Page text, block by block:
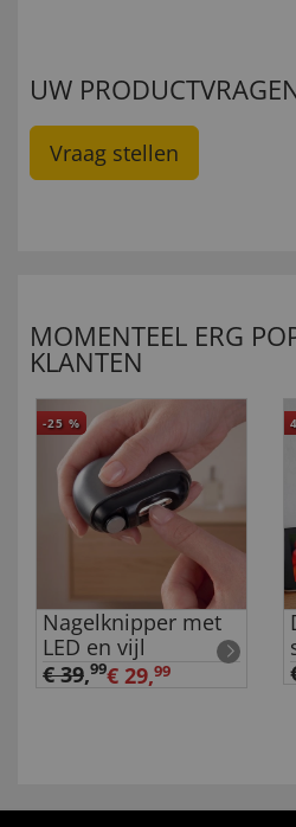
UW
Vraag stellen
MOMENTEEL ERG
KLANTEN
-25 %
Nagelknipper met
LED en vijl
€ 39,99€ 29,99